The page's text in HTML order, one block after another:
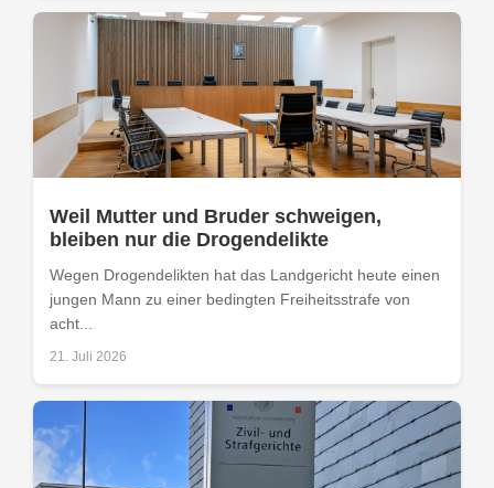
Weil Mutter und Bruder schweigen,
bleiben nur die Drogendelikte
Wegen Drogendelikten hat das Landgericht heute einen
jungen Mann zu einer bedingten Freiheitsstrafe von
acht...
21. Juli 2026